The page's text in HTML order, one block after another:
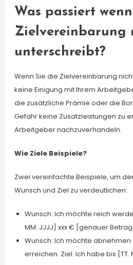
Was passiert
Zielvereinbarung
unterschreibt?
Wenn Sie die Zielvereinbarung
keine Einigung mit Ihrem
die zusätzliche Prämie oder die
Gefahr keine Zusatzleistungen zu
Arbeitgeber nachzuverhandeln.
Wie Ziele Beispiele?
Zwei vereinfachte Beispiele, um
Wunsch und Ziel zu verdeutlichen:
Wunsch: Ich möchte reich
MM. JJJJ] xxx € [genauer
Wunsch: Ich möchte
erreichen. Ziel: Ich habe bis [TT.